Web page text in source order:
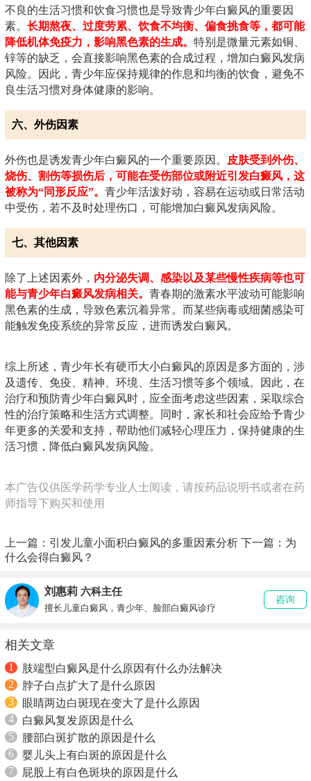
不良的生活习惯和饮食习惯也是导致青少年白癜风的重要因
素。 长期熬夜、过度劳累、饮食不均衡、偏食挑食等，都可能
降低机体免疫力，影响黑色素的生成。 特别是微量元素如铜、
锌等的缺乏，会直接影响黑色素的合成过程，增加白癜风发病
风险。因此，青少年应保持规律的作息和均衡的饮食，避免不
良生活习惯对身体健康的影响。
六、外伤因素
外伤也是诱发青少年白癜风的一个重要原因。
皮肤受到外伤、
烧伤、割伤等损伤后，可能在受伤部位或附近引发白癜风，这
被称为“同形反应”。 青少年活泼好动，容易在运动或日常活动
中受伤，若不及时处理伤口，可能增加白癜风发病风险。
七、其他因素
除了上述因素外， 内分泌失调、感染以及某些慢性疾病等也可
能与青少年白癜风发病相关。 青春期的激素水平波动可能影响
黑色素的生成，导致色素沉着异常。而某些病毒或细菌感染可
能触发免疫系统的异常反应，进而诱发白癜风。
综上所述，青少年长有硬币大小白癜风的原因是多方面的，涉
及遗传、免疫、精神、环境、生活习惯等多个领域。因此，在
治疗和预防青少年白癜风时，应全面考虑这些因素，采取综合
性的治疗策略和生活方式调整。同时，家长和社会应给予青少
年更多的关爱和支持，帮助他们减轻心理压力，保持健康的生
活习惯，降低白癜风发病风险。
本广告仅供医学药学专业人士阅读，请按药品说明书或者在药
师指导下购买和使用
上一篇： 引发儿童小面积白癜风的多重因素分析 下一篇： 为
什么会得白癜风？
刘惠莉 六科主任
擅长儿童白癜风，青少年、脸部白癜风诊疗
咨询
相关文章
1
肢端型白癜风是什么原因有什么办法解决
2
脖子白点扩大了是什么原因
3
眼睛两边白斑现在变大了是什么原因
4
白癜风复发原因是什么
5
腰部白斑扩散的原因是什么
6
婴儿头上有白斑的原因是什么
7
屁股上有白色斑块的原因是什么